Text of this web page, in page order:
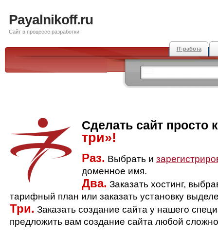
Payalnikoff.ru
Сайт в процессе разработки
IT-работа
Сделать сайт просто
три»!
Раз. Выбрать и
доменное имя.
Два. Заказать хостинг,
тарифный план или заказать установку
Три. Заказать создание сайта у нашего
предложить вам создание сайта любой